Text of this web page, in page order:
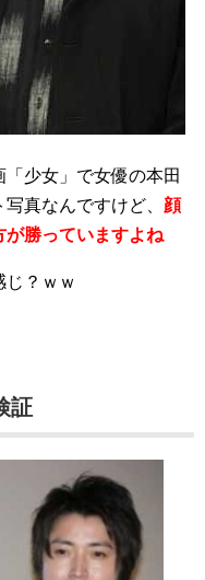
少女」で女優の本田
真なんですけど、 顔
が勝っていますよね
じ？ｗｗ
証